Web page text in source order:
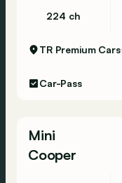
224 ch
TR Premium Cars
Car-Pass
Mini
Cooper